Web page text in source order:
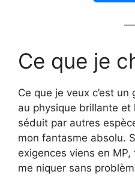
Ce que je
Ce que je veux c’est
au physique brillante et
séduit par autres
mon fantasme absolu.
exigences viens en
me niquer sans